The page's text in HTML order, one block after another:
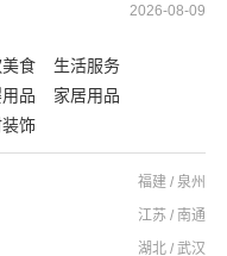
2026-08-09
食
生活服务
品
家居用品
饰
福建 / 泉州
江苏 / 南通
湖北 / 武汉